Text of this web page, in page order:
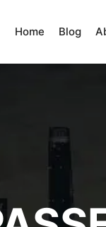
Home Blog